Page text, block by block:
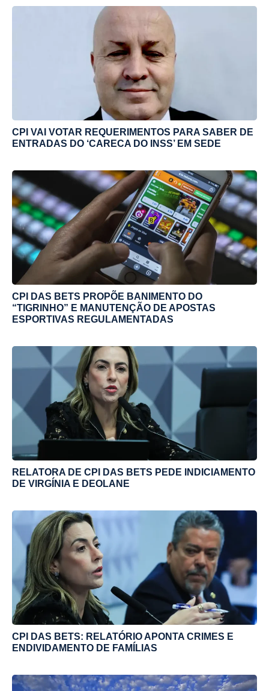
CPI VAI VOTAR REQUERIMENTOS PARA SABER DE
ENTRADAS DO ‘CARECA DO INSS’ EM SEDE
CPI DAS BETS PROPÕE BANIMENTO DO
“TIGRINHO” E MANUTENÇÃO DE APOSTAS
ESPORTIVAS REGULAMENTADAS
RELATORA DE CPI DAS BETS PEDE INDICIAMENTO
DE VIRGÍNIA E DEOLANE
CPI DAS BETS: RELATÓRIO APONTA CRIMES E
ENDIVIDAMENTO DE FAMÍLIAS